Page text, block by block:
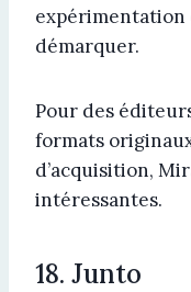
expérimentation
démarquer.
Pour des
formats
d’acquisition,
intéressantes.
18. Junto